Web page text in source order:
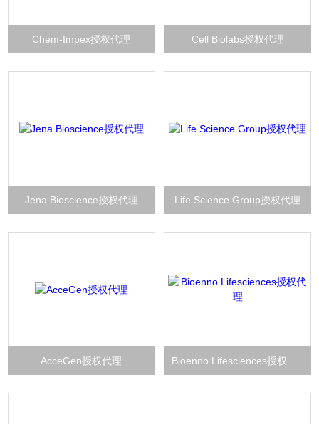
Chem-Impex授权代理 Cell Biolabs授权代理
Jena Bioscience授权代理 Life Science Group授权代理
AcceGen授权代理